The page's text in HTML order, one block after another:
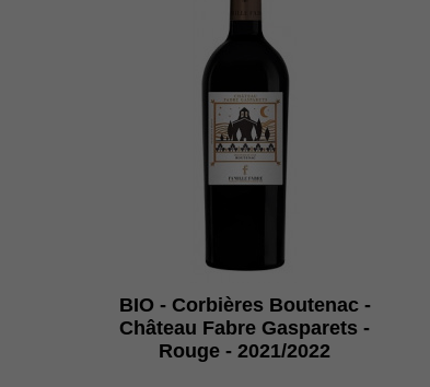
BIO - Corbières Boutenac -
Château Fabre Gasparets -
Rouge - 2021/2022